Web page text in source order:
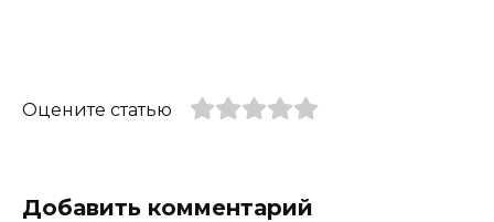
Оцените статью
Добавить комментарий